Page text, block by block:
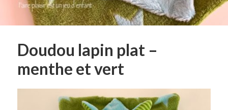
Doudou lapin plat –
menthe et vert